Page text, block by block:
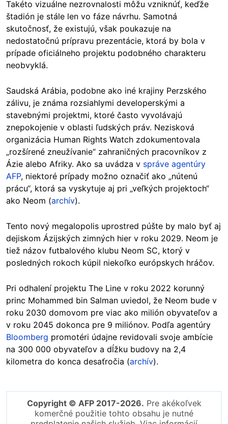
Takéto vizuálne nezrovnalosti môžu vzniknúť, keďže
štadión je stále len vo fáze návrhu. Samotná
skutočnosť, že existujú, však poukazuje na
nedostatočnú prípravu prezentácie, ktorá by bola v
prípade oficiálneho projektu podobného charakteru
neobvyklá.
Saudská Arábia, podobne ako iné krajiny Perzského
zálivu, je známa rozsiahlymi developerskými a
stavebnými projektmi, ktoré často vyvolávajú
znepokojenie v oblasti ľudských práv. Nezisková
organizácia Human Rights Watch zdokumentovala
„rozšírené zneužívanie“ zahraničných pracovníkov z
Ázie alebo Afriky. Ako sa uvádza v správe agentúry
AFP, niektoré prípady možno označiť ako „nútenú
prácu“, ktorá sa vyskytuje aj pri „veľkých projektoch“
ako Neom (archív).
Tento nový megalopolis uprostred púšte by malo byť aj
dejiskom Ázijských zimných hier v roku 2029. Neom je
tiež názov futbalového klubu Neom SC, ktorý v
posledných rokoch kúpil niekoľko európskych hráčov.
Pri odhalení projektu The Line v roku 2022 korunný
princ Mohammed bin Salman uviedol, že Neom bude v
roku 2030 domovom pre viac ako milión obyvateľov a
v roku 2045 dokonca pre 9 miliónov. Podľa agentúry
Bloomberg promotéri údajne revidovali svoje ambície
na 300 000 obyvateľov a dĺžku budovy na 2,4
kilometra do konca desaťročia (archív).
Copyright © AFP 2017-2026. Pre akékoľvek
komerčné použitie tohto obsahu je nutné